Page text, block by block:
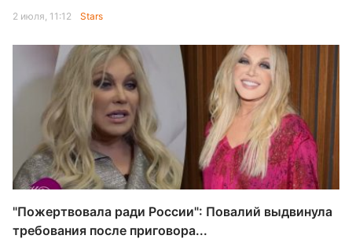
2 июля, 11:12 Stars
"Пожертвовала ради России": Повалий выдвинула
требования после приговора...